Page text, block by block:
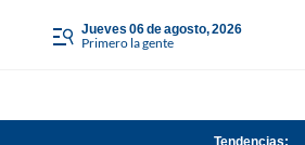
jueves 06 de agosto, 2026
Primero la gente
Tendencias: